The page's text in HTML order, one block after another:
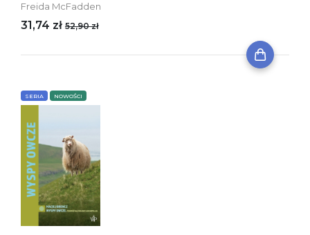
Freida McFadden
31,74 zł 52,90 zł
SERIA NOWOŚCI